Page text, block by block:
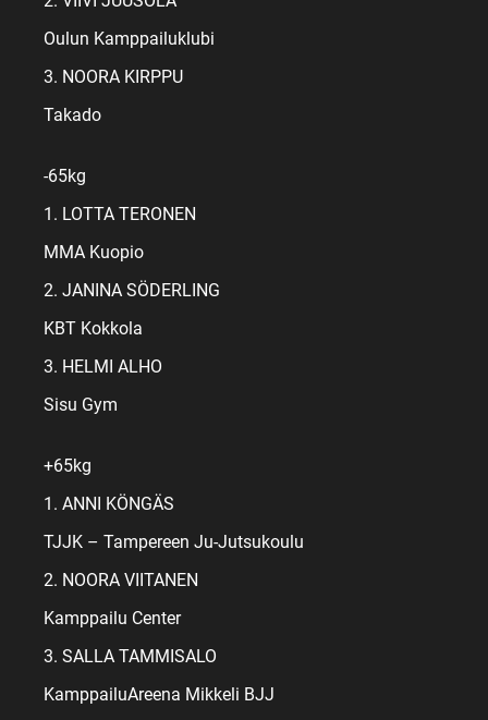
Oulun Kamppailuklubi
3. NOORA KIRPPU
Takado
-65kg
1. LOTTA TERONEN
MMA Kuopio
2. JANINA SÖDERLING
KBT Kokkola
3. HELMI ALHO
Sisu Gym
+65kg
1. ANNI KÖNGÄS
TJJK – Tampereen Ju-Jutsukoulu
2. NOORA VIITANEN
Kamppailu Center
3. SALLA TAMMISALO
KamppailuAreena Mikkeli BJJ